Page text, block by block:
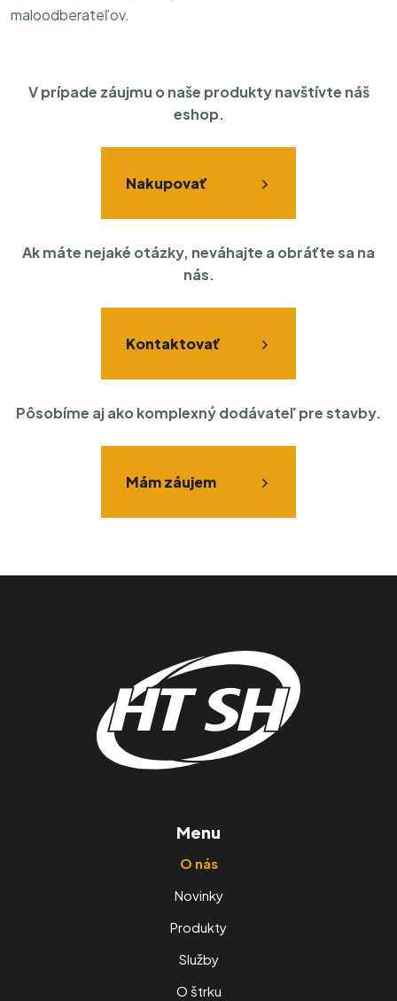
maloodberateľov.
V prípade záujmu o naše produkty navštívte náš
eshop.
Nakupovať
Ak máte nejaké otázky, neváhajte a obráťte sa na
nás.
Kontaktovať
Pôsobíme aj ako komplexný dodávateľ pre stavby.
Mám záujem
Menu
O nás
Novinky
Produkty
Služby
O štrku